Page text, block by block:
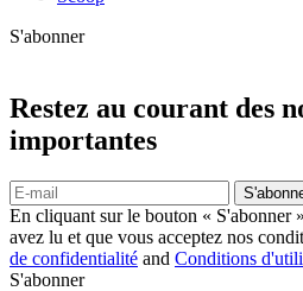
S'abonner
Restez au courant des
importantes
En cliquant sur le bouton « S'abonner
avez lu et que vous acceptez nos
de confidentialité and Conditions
S'abonner